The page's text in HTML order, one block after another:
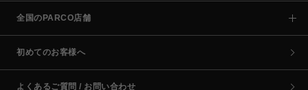
全国のPARCO店舗
初めてのお客様へ
よくあるご質問 / お問い合わせ